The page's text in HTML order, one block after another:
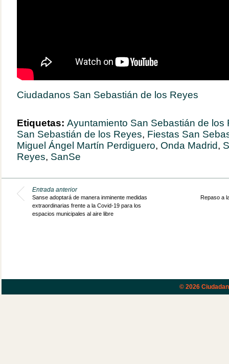
Ciudadanos San Sebastián de los Reyes
Etiquetas: Ayuntamiento San Sebastián de los
San Sebastián de los Reyes, Fiestas San
Miguel Ángel Martín Perdiguero, Onda Madrid,
Reyes, SanSe
Entrada anterior
Sanse adoptará de manera inminente medidas
extraordinarias frente a la Covid-19 para los
espacios municipales al aire libre
Repaso a
© 2026